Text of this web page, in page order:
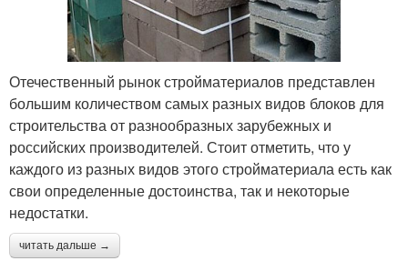
Отечественный рынок стройматериалов представлен
большим количеством самых разных видов блоков для
строительства от разнообразных зарубежных и
российских производителей. Стоит отметить, что у
каждого из разных видов этого стройматериала есть как
свои определенные достоинства, так и некоторые
недостатки.
читать дальше →